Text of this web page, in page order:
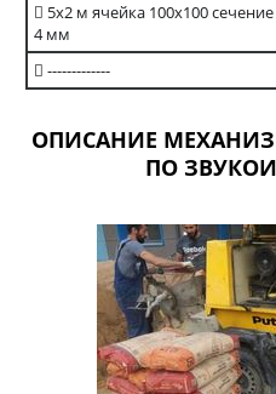
5х2 м ячейка 100х100 сечение
4 мм
-------------
ОПИСАНИЕ
ПО